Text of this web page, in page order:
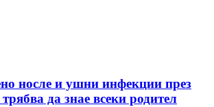
носле и ушни инфекции през
да знае всеки родител